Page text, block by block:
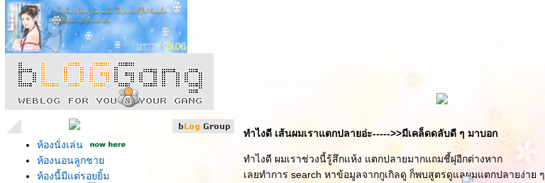
ห้องนั่งเล่น
ห้องนอนลูกชา
ห้องนี้มีแต่รอยยิ้ม
ทำไงดี เส้นผมเราแตกปลายอ่ะ----->>มีเคล็ดดลับดี ๆ มาบอก
ทำไงดี ผมเราช่วงนี้รู้สึกแห้ง แตกปลายมากแถมชี้ฝุอีกต่างหาก
เลยทำการ search หาข้อมูลจากกูเกิลดู ก็พบสูตรดูแลผมแตกปลายง่าย ๆ